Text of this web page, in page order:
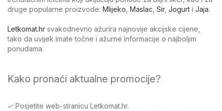
druge popularne proizvode: Mlijeko Maslac Sir, Jogurt i Jaja.
Letkomat.hr svakodnevno ažurira najnovije akcijske cijene,
tako da uvijek imate točne i ažurne informacije o najboljim
ponudama.
Kako pronaći aktualne promocije?
✓ Posjetite web-stranicu Letkomat.hr.